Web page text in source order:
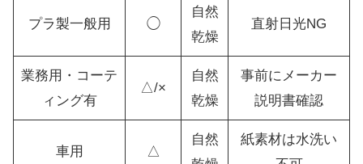
プラ製一般用 ◯
自然
乾燥
直射日光NG
業務用・コーテ
ィング有
△/×
自然
乾燥
事前にメーカー
説明書確認
車用 △
自然
紙素材は水洗い